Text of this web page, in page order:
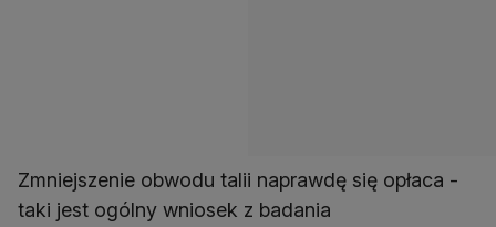
Zmniejszenie obwodu talii naprawdę się opłaca -
taki jest ogólny wniosek z badania